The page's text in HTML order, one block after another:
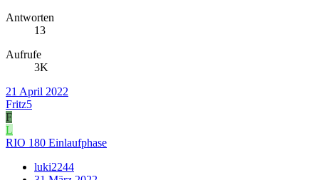
Antworten
13
Aufrufe
3K
21 April 2022
Fritz5
F
L
RIO 180 Einlaufphase
luki2244